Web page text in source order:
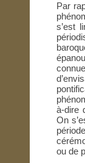
Par
s’est
à-dire
On
ou de